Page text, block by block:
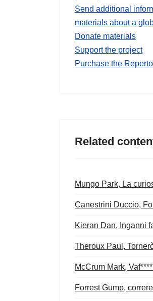
Send additional
materials about a
Donate materials
Support the project
Purchase the
Related
Mungo Park, La
Canestrini Duccio,
Kieran Dan, Inganni
Theroux Paul,
McCrum Mark,
Forrest Gump,